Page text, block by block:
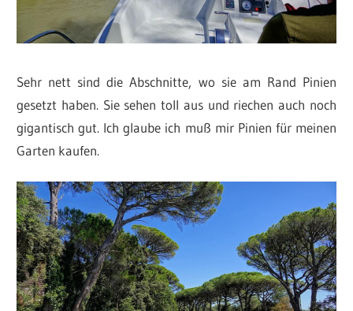
Sehr nett sind die Abschnitte, wo sie am Rand Pinien
gesetzt haben. Sie sehen toll aus und riechen auch noch
gigantisch gut. Ich glaube ich muß mir Pinien für meinen
Garten kaufen.